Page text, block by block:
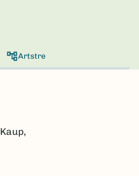
Artstre
Kaup,